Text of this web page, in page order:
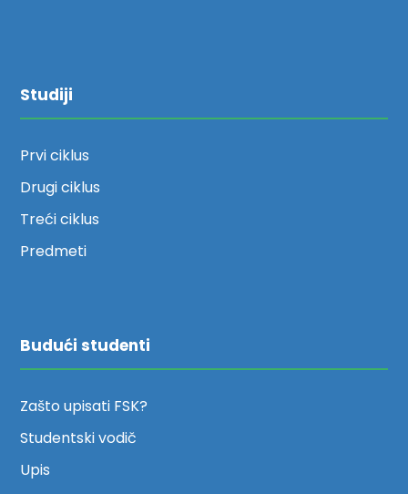
Studiji
Prvi ciklus
Drugi ciklus
Treći ciklus
Predmeti
Budući studenti
Zašto upisati FSK?
Studentski vodič
Upis